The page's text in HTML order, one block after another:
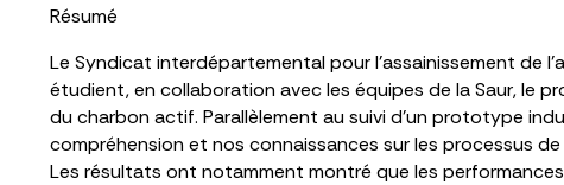
Résumé
Le Syndicat interdépartemental pour l’assainissement de
étudient, en collaboration avec les équipes de la Saur, le
du charbon actif. Parallèlement au suivi d’un prototype
compréhension et nos connaissances sur les processus
Les résultats ont notamment montré que les